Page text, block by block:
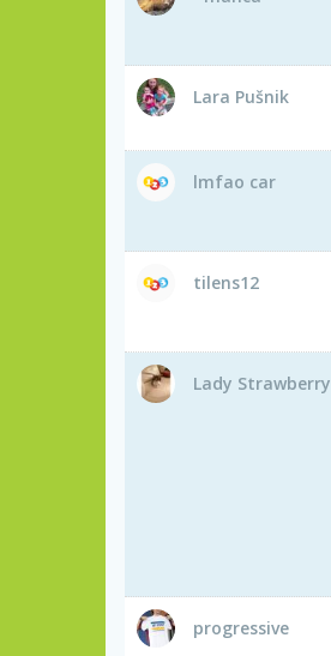
Lara Pušnik
lmfao car
tilens12
Lady Strawberry
progressive